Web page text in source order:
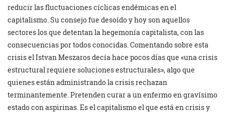
reducir las fluctuaciones cíclicas endémicas en el
capitalismo. Su consejo fue desoído y hoy son aquellos
sectores los que detentan la hegemonía capitalista, con las
consecuencias por todos conocidas. Comentando sobre esta
crisis el Istvan Meszaros decía hace pocos días que «una crisis
estructural requiere soluciones estructurales», algo que
quienes están administrando la crisis rechazan
terminantemente. Pretenden curar a un enfermo en gravísimo
estado con aspirinas. Es el capitalismo el que está en crisis y